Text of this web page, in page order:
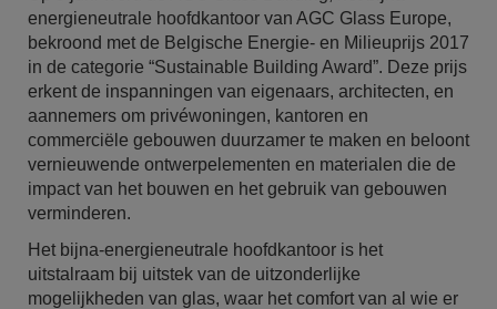
energieneutrale hoofdkantoor van AGC Glass Europe,
bekroond met de Belgische Energie- en Milieuprijs 2017
in de categorie “Sustainable Building Award”. Deze prijs
erkent de inspanningen van eigenaars, architecten, en
aannemers om privéwoningen, kantoren en
commerciële gebouwen duurzamer te maken en beloont
vernieuwende ontwerpelementen en materialen die de
impact van het bouwen en het gebruik van gebouwen
verminderen.
Het bijna-energieneutrale hoofdkantoor is het
uitstalraam bij uitstek van de uitzonderlijke
mogelijkheden van glas, waar het comfort van al wie er